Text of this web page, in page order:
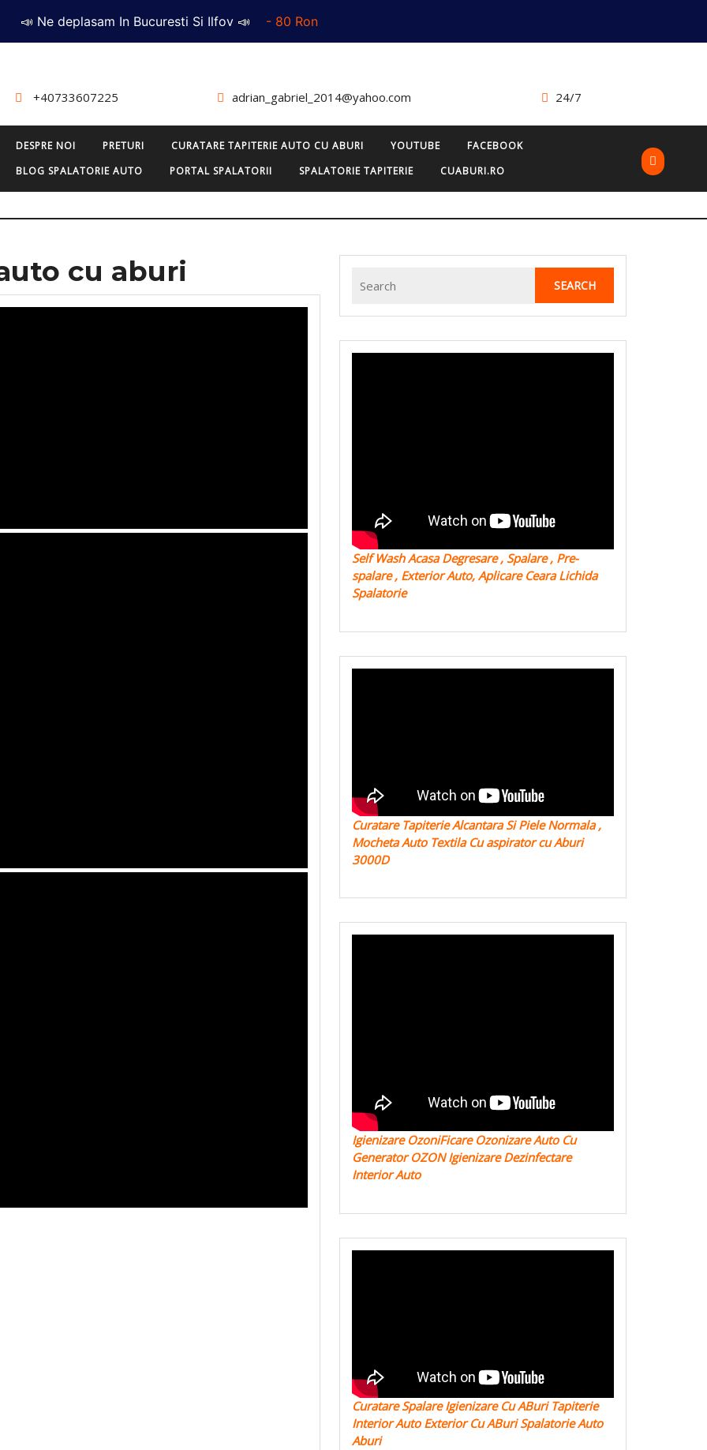
📣 Ne deplasam In Bucuresti Si Ilfov 📣
- 80 Ron
+40733607225 adrian_gabriel_2014@yahoo.com 24/7
DESPRE NOI PRETURI CURATARE TAPITERIE AUTO CU ABURI YOUTUBE
FACEBOOK
BLOG SPALATORIE AUTO
PORTAL SPALATORII SPALATORIE TAPITERIE CUABURI.RO
cu aburi
for:
Self Wash Acasa Degresare , Spalare , Pre-
spalare , Exterior Auto, Aplicare Ceara Lichida
Spalatorie
Curatare Tapiterie Alcantara Si Piele Normala ,
Mocheta Auto Textila Cu aspirator cu Aburi
3000D
Igienizare OzoniFicare Ozonizare Auto Cu
Generator OZON Igienizare Dezinfectare
Interior Auto
Curatare Spalare Igienizare Cu ABuri Tapiterie
Interior Auto Exterior Cu ABuri Spalatorie Auto
Aburi